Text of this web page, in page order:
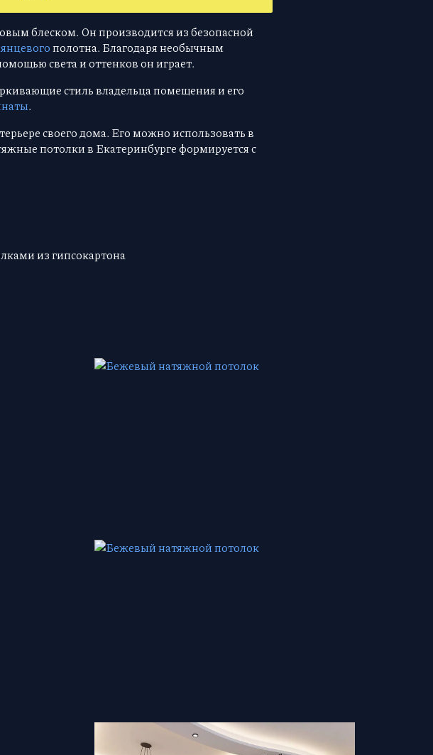
блеском. Он производится из безопасной
полотна. Благодаря необычным
света и оттенков он играет.
стиль владельца помещения и его
.
своего дома. Его можно использовать в
потолки в Екатеринбурге формируется с
из гипсокартона